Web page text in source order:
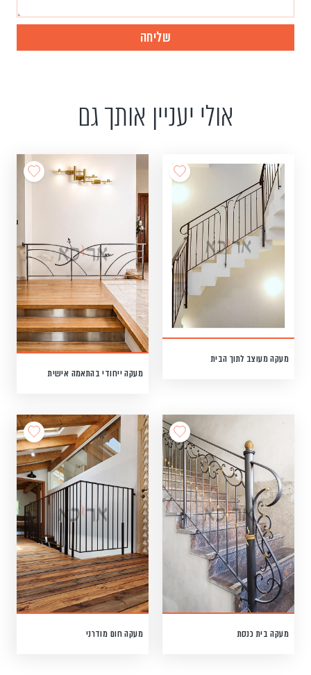
אולי יעניין אותך גם
מעקה מעוצב לתוך הבית
מעקה ייחודי בהתאמה אישית
מעקה בית כנסת מעקה חום מודרני